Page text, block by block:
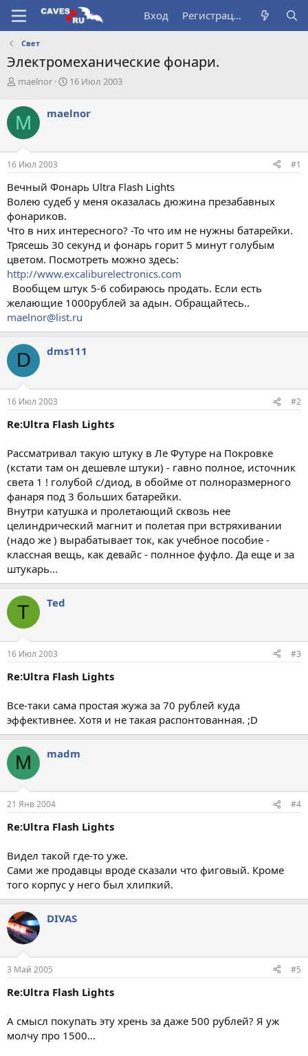
Вход Регистрация
Свет
Электромеханические фонари.
А
т
о
р
т
е
м
maelnor
Д
а
ч
а
16 Июл 2003
M maelnor
16 Июл 2003 #1
Вечный Фонарь Ultra Flash Lights
Волею судеб у меня оказалась дюжина презабавных
фонариков.
Что в них интересного? -То что им не нужны батарейки.
Трясешь 30 секунд и фонарь горит 5 минут голубым
цветом. Посмотреть можно здесь:
http://www.excaliburelectronics.com
Вообщем штук 5-6 собираюсь продать. Если есть
желающие 1000рублей за адын. Обращайтесь..
maelnor@list.ru
D dms111
16 Июл 2003 #2
Re:Ultra Flash Lights
Рассматривал такую штуку в Ле Футуре на Покровке
(кстати там он дешевле штуки) - гавно полное, источник
света 1 ! голубой с/диод, в обойме от полноразмерного
фанаря под 3 больших батарейки.
Внутри катушка и пролетающий сквозь нее
целиндрический магнит и полетая при встряхивании
(надо же ) вырабатывает ток, как учебное пособие -
классная вещь, как девайс - полнное фуфло. Да еще и за
штукарь...
T Ted
16 Июл 2003 #3
Re:Ultra Flash Lights
Все-таки сама простая жужа за 70 рублей куда
эффективнее. Хотя и не такая распонтованная. ;D
M madm
21 Янв 2004 #4
Re:Ultra Flash Lights
Видел такой где-то уже.
Сами же продавцы вроде сказали что фиговый. Кроме
того корпус у него был хлипкий.
DIVAS
3 Май 2005 #5
Re:Ultra Flash Lights
А смысл покупать эту хрень за даже 500 рублей? Я уж
молчу про 1500...